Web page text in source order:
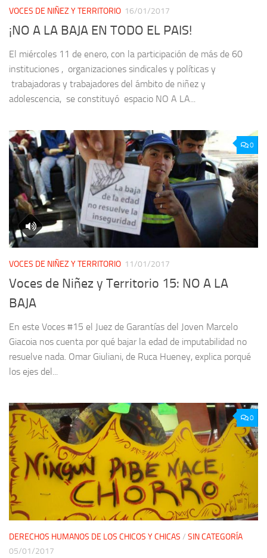
VOCES DE NIÑEZ Y TERRITORIO 16/01/2017
¡NO A LA BAJA EN TODO EL PAIS!
El miércoles 11 de enero, con la participación de más de 60
instituciones , organizaciones sindicales y políticas y
trabajadoras y trabajadores del ámbito de niñez y
adolescencia, se constituyó espacio NO A LA...
0
VOCES DE NIÑEZ Y TERRITORIO 11/01/2017
Voces de Niñez y Territorio 15: NO A LA
BAJA
En este Voces #15 el Juez de Garantías del Joven Marcelo
Giacoia nos cuenta por qué bajar la edad de imputabilidad no
resuelve nada. Omar Giuliani, de Ruca Hueney, explica porqué
los ejes del...
0
DERECHOS HUMANOS DE LOS CHICOS Y CHICAS / SIN CATEGORÍA
05/01/2017